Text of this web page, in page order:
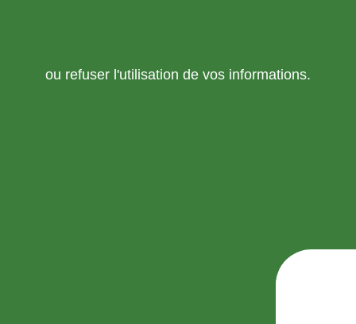
ou refuser l'utilisation de vos informations.